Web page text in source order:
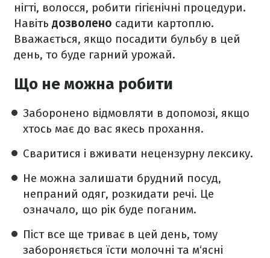
нігті, волосся, робити гігієнічні процедури.
Навіть дозволено садити картоплю.
Вважається, якщо посадити бульбу в цей
день, то буде гарний урожай.
Що не можна робити
Заборонено відмовляти в допомозі, якщо
хтось має до вас якесь прохання.
Сваритися і вживати нецензурну лексику.
Не можна залишати брудний посуд,
непраний одяг, розкидати речі. Це
означало, що рік буде поганим.
Піст все ще триває в цей день, тому
забороняється їсти молочні та м‘ясні